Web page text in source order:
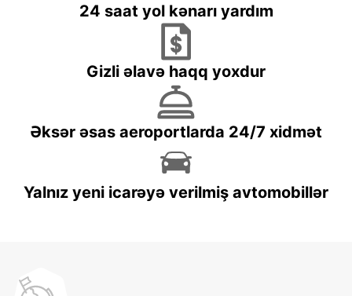
24 saat yol kənarı yardım
Gizli əlavə haqq yoxdur
Əksər əsas aeroportlarda 24/7 xidmət
Yalnız yeni icarəyə verilmiş avtomobillər